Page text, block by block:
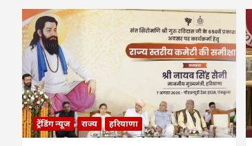
ट्रेंडिंग न्यूज राज्य हरियाणा